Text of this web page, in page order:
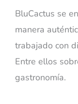
BluCactus se
manera
trabajado con
Entre ellos
gastronomía.